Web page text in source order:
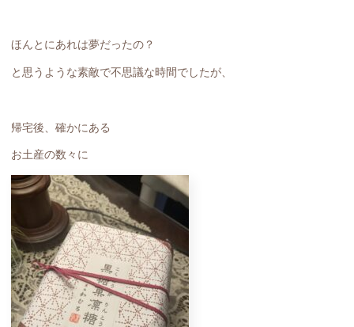
ほんとにあれは夢だったの？
と思うような素敵で不思議な時間でしたが、
帰宅後、確かにある
お土産の数々に